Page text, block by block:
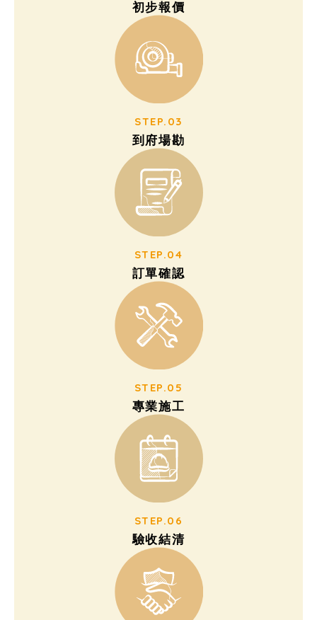
初步報價
STEP.03
到府場勘
STEP.04
訂單確認
STEP.05
專業施工
STEP.06
驗收結清